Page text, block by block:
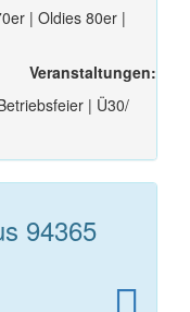
| Oldies 80er |
Veranstaltungen:
| Ü30/
94365